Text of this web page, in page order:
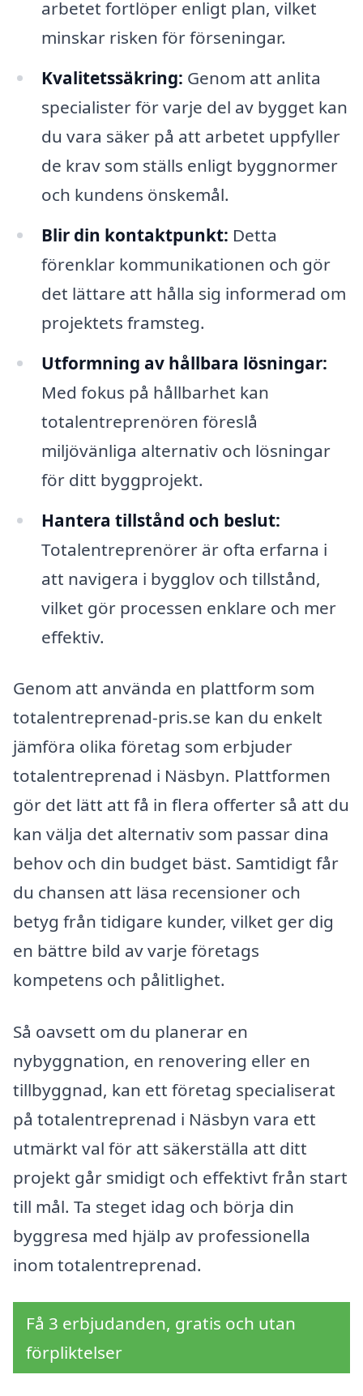
arbetet fortlöper enligt plan, vilket
minskar risken för förseningar.
Kvalitetssäkring: Genom att anlita
specialister för varje del av bygget kan
du vara säker på att arbetet uppfyller
de krav som ställs enligt byggnormer
och kundens önskemål.
Blir din kontaktpunkt: Detta
förenklar kommunikationen och gör
det lättare att hålla sig informerad om
projektets framsteg.
Utformning av hållbara lösningar:
Med fokus på hållbarhet kan
totalentreprenören föreslå
miljövänliga alternativ och lösningar
för ditt byggprojekt.
Hantera tillstånd och beslut:
Totalentreprenörer är ofta erfarna i
att navigera i bygglov och tillstånd,
vilket gör processen enklare och mer
effektiv.
Genom att använda en plattform som
totalentreprenad-pris.se kan du enkelt
jämföra olika företag som erbjuder
totalentreprenad i Näsbyn. Plattformen
gör det lätt att få in flera offerter så att du
kan välja det alternativ som passar dina
behov och din budget bäst. Samtidigt får
du chansen att läsa recensioner och
betyg från tidigare kunder, vilket ger dig
en bättre bild av varje företags
kompetens och pålitlighet.
Så oavsett om du planerar en
nybyggnation, en renovering eller en
tillbyggnad, kan ett företag specialiserat
på totalentreprenad i Näsbyn vara ett
utmärkt val för att säkerställa att ditt
projekt går smidigt och effektivt från start
till mål. Ta steget idag och börja din
byggresa med hjälp av professionella
inom totalentreprenad.
Få 3 erbjudanden, gratis och utan
förpliktelser